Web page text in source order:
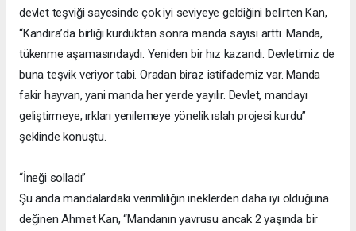
devlet teşviği sayesinde çok iyi seviyeye geldiğini belirten Kan,
“Kandıra’da birliği kurduktan sonra manda sayısı arttı. Manda,
tükenme aşamasındaydı. Yeniden bir hız kazandı. Devletimiz de
buna teşvik veriyor tabi. Oradan biraz istifademiz var. Manda
fakir hayvan, yani manda her yerde yayılır. Devlet, mandayı
geliştirmeye, ırkları yenilemeye yönelik ıslah projesi kurdu”
şeklinde konuştu.
“İneği solladı”
Şu anda mandalardaki verimliliğin ineklerden daha iyi olduğuna
değinen Ahmet Kan, “Mandanın yavrusu ancak 2 yaşında bir